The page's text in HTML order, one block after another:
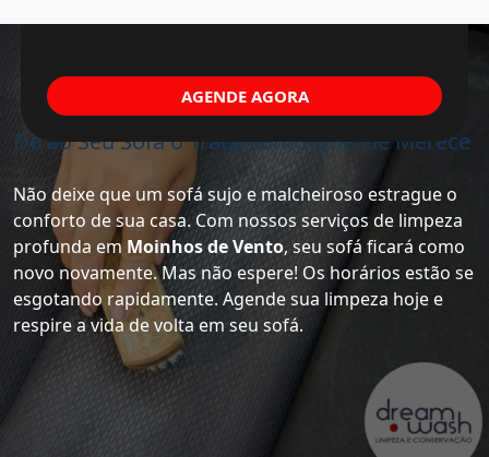
Dê ao Seu Sofá o Tratamento Que Ele Merece
Não deixe que um sofá sujo e malcheiroso estrague o
conforto de sua casa. Com nossos serviços de limpeza
profunda em Moinhos de Vento, seu sofá ficará como
novo novamente. Mas não espere! Os horários estão se
esgotando rapidamente. Agende sua limpeza hoje e
respire a vida de volta em seu sofá.
AGENDE AGORA